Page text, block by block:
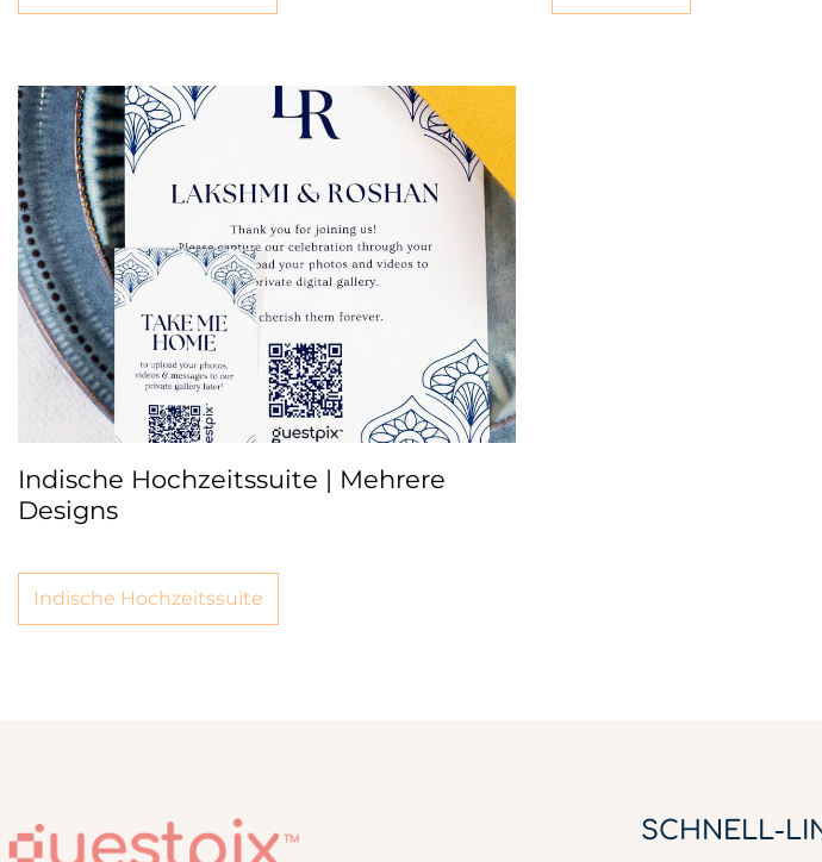
Indische Hochzeitssuite | Mehrere
Designs
Indische Hochzeitssuite
SCHNELL-